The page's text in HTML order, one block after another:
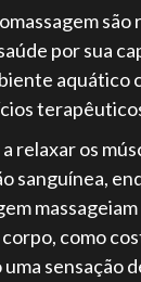
são
por sua
aquático
relaxar os
sanguínea,
como
sensação